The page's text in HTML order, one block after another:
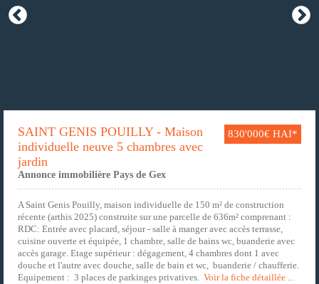
830'000€ HAI*
SAINT GENIS POUILLY - Maison
individuelle neuve 5 chambres avec
jardin
Annonce immobilière Pays de Gex
A Saint Genis Pouilly, maison individuelle de 150 m² de construction
récente (arthis 2025) construite sur une parcelle de 636m² comprenant :
RDC: Entrée avec placard, séjour - salle à manger avec accès terrasse,
cuisine ouverte et équipée, 1 chambre, salle de bains wc, buanderie avec
accès garage. Etage supérieur : dégagement, 4 chambres dont 1 avec
douche et l'autre avec douche, salle de bain et wc, buanderie / chaufferie.
Equipement : 3 places de parkinges privatives. Voir la fiche détaillée ...